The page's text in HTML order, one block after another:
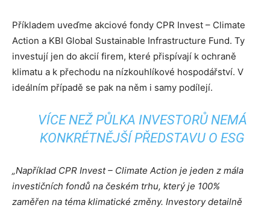
Příkladem uveďme akciové fondy CPR Invest – Climate
Action a KBI Global Sustainable Infrastructure Fund. Ty
investují jen do akcií firem, které přispívají k ochraně
klimatu a k přechodu na nízkouhlíkové hospodářství. V
ideálním případě se pak na něm i samy podílejí.
VÍCE NEŽ PŮLKA INVESTORŮ NEMÁ
KONKRÉTNĚJŠÍ PŘEDSTAVU O ESG
„Například CPR Invest – Climate Action je jeden z mála
investičních fondů na českém trhu, který je 100%
zaměřen na téma klimatické změny. Investory detailně